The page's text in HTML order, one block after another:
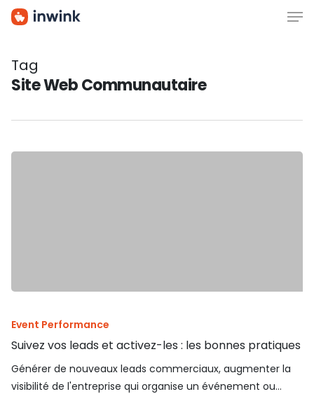
Skip
content
Tag
Site Web Communautaire
Event Performance
Suivez vos leads et activez-les : les bonnes pratiques
Générer de nouveaux leads commerciaux, augmenter la
visibilité de l'entreprise qui organise un événement ou…